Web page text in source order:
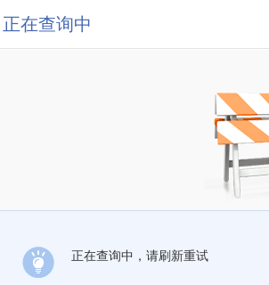
正在查询中
正在查询中，请刷新重试